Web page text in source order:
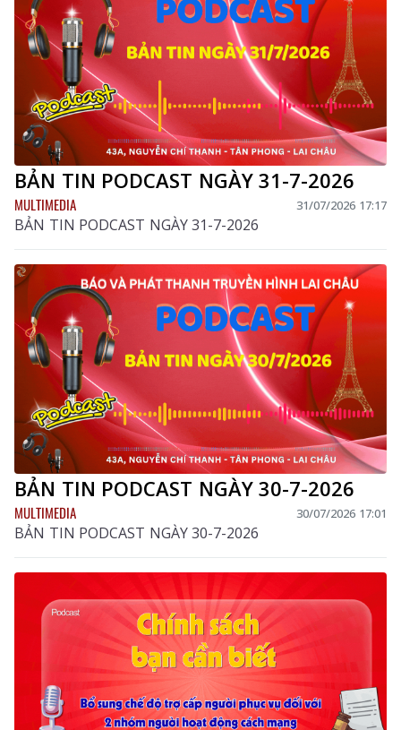
BẢN TIN PODCAST NGÀY 31-7-2026
MULTIMEDIA 31/07/2026 17:17
BẢN TIN PODCAST NGÀY 31-7-2026
BẢN TIN PODCAST NGÀY 30-7-2026
MULTIMEDIA 30/07/2026 17:01
BẢN TIN PODCAST NGÀY 30-7-2026